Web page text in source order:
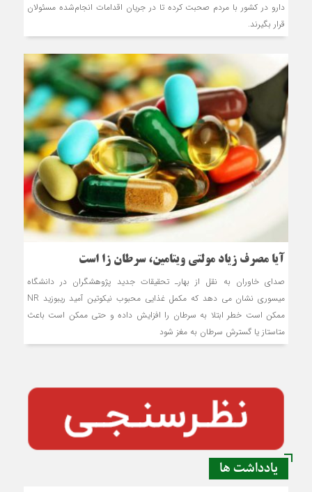
دارو در کشور با مردم صحبت کرده تا در جریان اقدامات انجام‌شده مسئولان
قرار بگیرند.
آیا مصرف زیاد مولتی ویتامین، سرطان زا است
صدای خاوران به نقل از بهارـ تحقیقات جدید پژوهشگران در دانشگاه
میسوری نشان می ‌دهد که مکمل غذایی محبوب نیکوتین آمید ریبوزید NR
ممکن است خطر ابتلا به سرطان را افزایش داده و حتی ممکن است باعث
متاستاز یا گسترش سرطان به مغز شود
یادداشت ها